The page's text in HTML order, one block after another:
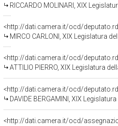
RICCARDO MOLINARI, XIX
<http://dati.camera.it/ocd/
MIRCO CARLONI, XIX Legislatura
<http://dati.camera.it/ocd/
ATTILIO PIERRO, XIX Legislatura
<http://dati.camera.it/ocd/
DAVIDE BERGAMINI, XIX
<http://dati.camera.it/ocd/